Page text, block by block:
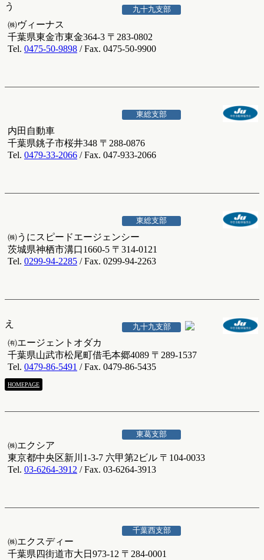
う 九十九支部
㈱ヴィーナス
千葉県東金市東金364-3 〒283-0802
Tel. 0475-50-9898 / Fax. 0475-50-9900
東総支部
内田自動車
千葉県銚子市桜井348 〒288-0876
Tel. 0479-33-2066 / Fax. 047-933-2066
東総支部
㈱うにスピードエージェンシー
茨城県神栖市溝口1660-5 〒314-0121
Tel. 0299-94-2285 / Fax. 0299-94-2263
え 九十九支部
㈲エージェントオダカ
千葉県山武市松尾町借毛本郷4089 〒289-1537
Tel. 0479-86-5491 / Fax. 0479-86-5435
HOMEPAGE
東葛支部
㈱エクシア
東京都中央区新川1-3-7 六甲第2ビル 〒104-0033
Tel. 03-6264-3912 / Fax. 03-6264-3913
千葉西支部
㈱エクスディー
千葉県四街道市大日973-12 〒284-0001